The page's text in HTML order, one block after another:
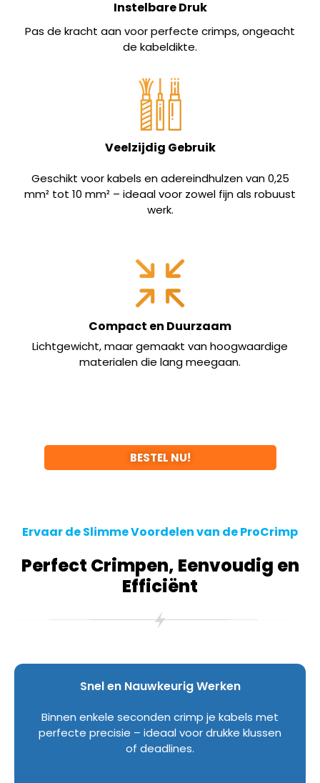
Instelbare Druk
Pas de kracht aan voor perfecte crimps, ongeacht
de kabeldikte.
Veelzijdig Gebruik
Geschikt voor kabels en adereindhulzen van 0,25
mm² tot 10 mm² – ideaal voor zowel fijn als robuust
werk.
Compact en Duurzaam
Lichtgewicht, maar gemaakt van hoogwaardige
materialen die lang meegaan.
BESTEL NU!
Ervaar de Slimme Voordelen van de ProCrimp
Perfect Crimpen, Eenvoudig en
Efficiënt
Snel en Nauwkeurig Werken
Binnen enkele seconden crimp je kabels met
perfecte precisie – ideaal voor drukke klussen
of deadlines.